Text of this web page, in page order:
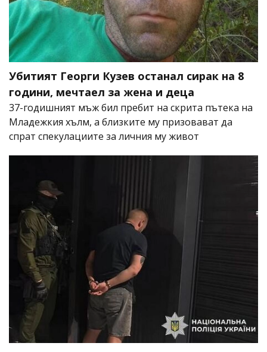
Убитият Георги Кузев останал сирак на 8
години, мечтаел за жена и деца
37-годишният мъж бил пребит на скрита пътека на
Младежкия хълм, а близките му призовават да
спрат спекулациите за личния му живот